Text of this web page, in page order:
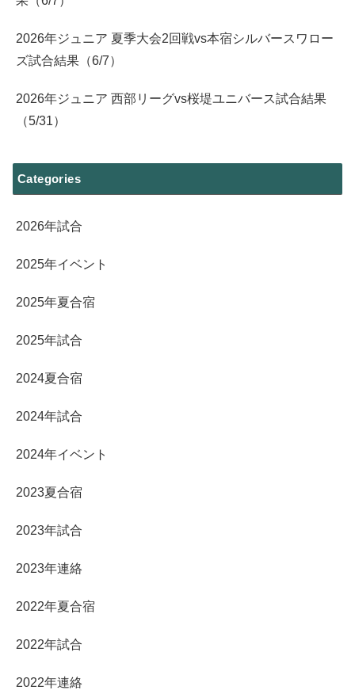
2026年ジュニア 夏季大会2回戦vs本宿シルバースワロー
ズ試合結果（6/7）
2026年ジュニア 西部リーグvs桜堤ユニバース試合結果
（5/31）
Categories
2026年試合
2025年イベント
2025年夏合宿
2025年試合
2024夏合宿
2024年試合
2024年イベント
2023夏合宿
2023年試合
2023年連絡
2022年夏合宿
2022年試合
2022年連絡